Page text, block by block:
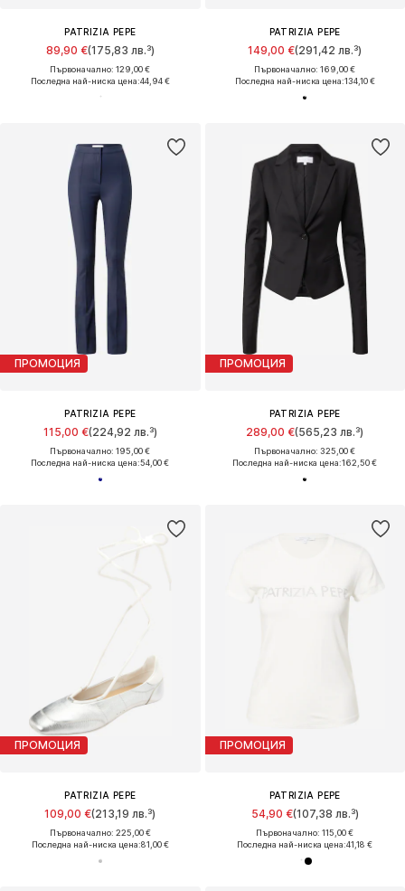
PATRIZIA PEPE
89,90 €(175,83 лв.³)
Първоначално: 129,00 €
Последна най-ниска цена:44,94 €
PATRIZIA PEPE
149,00 €(291,42 лв.³)
Първоначално: 169,00 €
Последна най-ниска цена:134,10 €
ПРОМОЦИЯ
PATRIZIA PEPE
115,00 €(224,92 лв.³)
Първоначално: 195,00 €
Последна най-ниска цена:54,00 €
ПРОМОЦИЯ
PATRIZIA PEPE
289,00 €(565,23 лв.³)
Първоначално: 325,00 €
Последна най-ниска цена:162,50 €
ПРОМОЦИЯ
PATRIZIA PEPE
109,00 €(213,19 лв.³)
Първоначално: 225,00 €
Последна най-ниска цена:81,00 €
ПРОМОЦИЯ
PATRIZIA PEPE
54,90 €(107,38 лв.³)
Първоначално: 115,00 €
Последна най-ниска цена:41,18 €